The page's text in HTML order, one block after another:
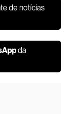
de notícias
da